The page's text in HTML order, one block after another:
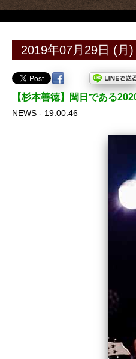
2019年07月29日 (月)
【杉本善徳】閏日である
NEWS - 19:00:46